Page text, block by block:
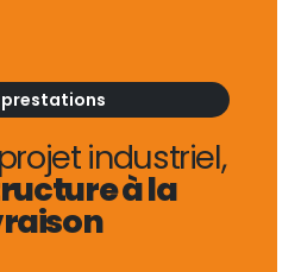
prestations
industriel,
à la